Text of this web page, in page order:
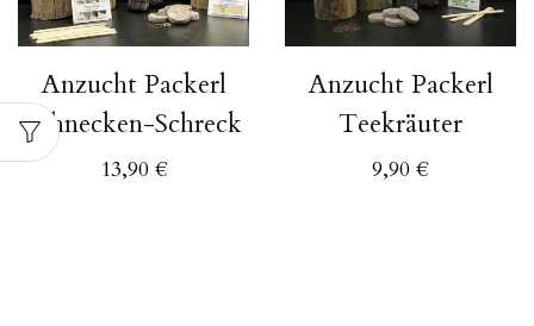
Anzucht Packerl
Schnecken-Schreck
13,90 €
Anzucht Packerl
Teekräuter
9,90 €